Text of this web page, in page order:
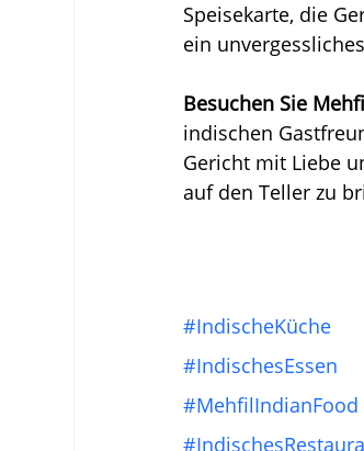
Speisekarte, die
ein
Besuchen Sie
indischen
Gericht mit Liebe
auf den Teller zu
#IndischeKüche
#IndischesEssen
#MehfilIndianFood